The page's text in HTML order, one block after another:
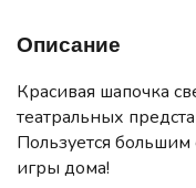
Описание
Красивая шапочка
театральных
Пользуется
игры дома!